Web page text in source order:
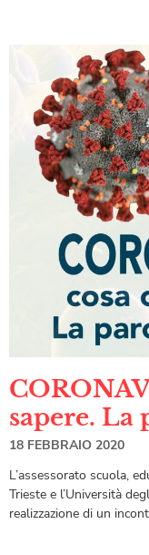
sapere. La
18 FEBBRAIO 2020
L’assessorato scuola,
Trieste e l’Università
realizzazione di un